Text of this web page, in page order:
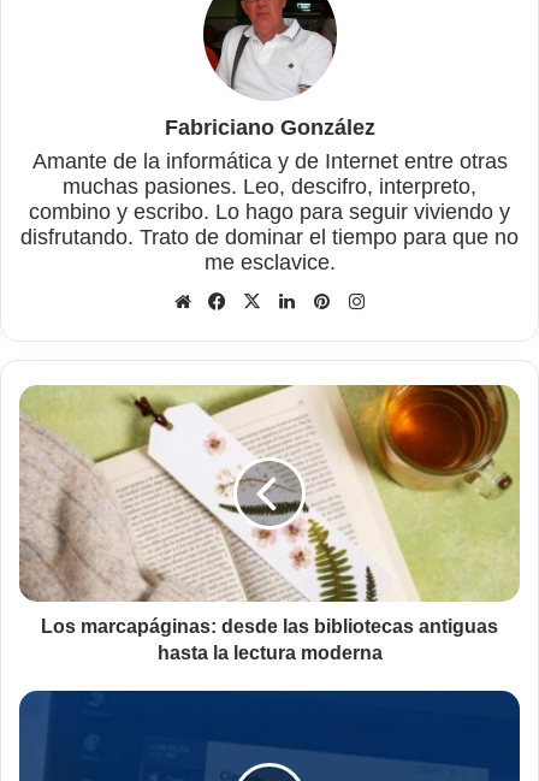
Fabriciano González
Amante de la informática y de Internet entre otras
muchas pasiones. Leo, descifro, interpreto,
combino y escribo. Lo hago para seguir viviendo y
disfrutando. Trato de dominar el tiempo para que no
me esclavice.
Sitio
Facebook
X LinkedInPinterest
Los
marcapáginas:
desde
las
bibliotecas
antiguas
hasta
la
lectura
moderna
Los marcapáginas: desde las bibliotecas antiguas
hasta la lectura moderna
Limpiar